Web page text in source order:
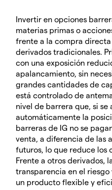
Invertir en opciones
materias primas o
frente a la compra
derivados tradicionales.
con una exposición
apalancamiento, sin
grandes cantidades de
está controlado de
nivel de barrera que, si se
automáticamente la
barreras de IG no se
venta, a diferencia de las
futuros, lo que reduce los
Frente a otros derivados,
transparencia en el riesgo
un producto flexible y